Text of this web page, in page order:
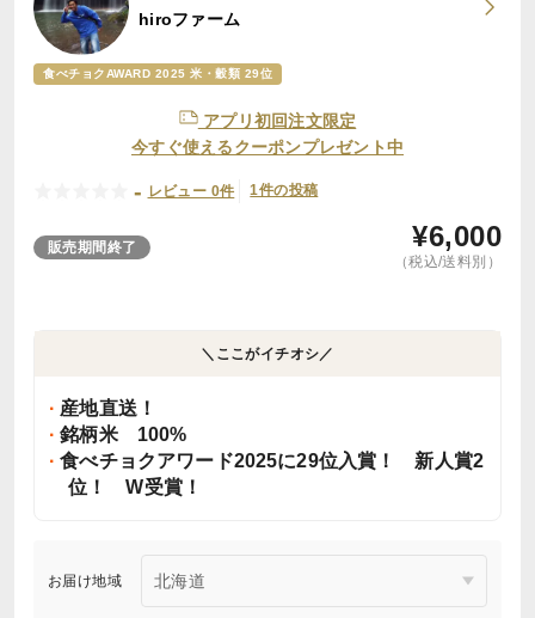
hiroファーム
食べチョクAWARD 2025 米・穀類 29位
アプリ初回注文限定
今すぐ使えるクーポンプレゼント中
- レビュー 0件 1件の投稿
販売期間終了 ¥6,000
（税込/送料別）
＼ここがイチオシ／
産地直送！
銘柄米 100%
食べチョクアワード2025に29位入賞！ 新人賞2
位！ W受賞！
お届け地域